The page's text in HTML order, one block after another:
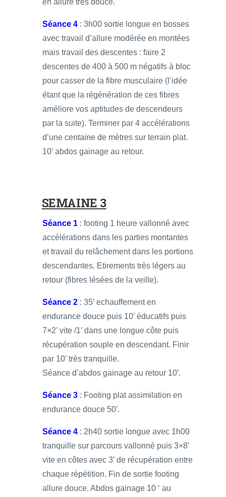
en allure très douce.
Séance 4 : 3h00 sortie longue en bosses
avec travail d’allure modérée en montées
mais travail des descentes : faire 2
descentes de 400 à 500 m négatifs à bloc
pour casser de la fibre musculaire (l’idée
étant que la régénération de ces fibres
améliore vos aptitudes de descendeurs
par la suite). Terminer par 4 accélérations
d’une centaine de mètres sur terrain plat.
10′ abdos gainage au retour.
SEMAINE 3
Séance 1 : footing 1 heure vallonné avec
accélérations dans les parties montantes
et travail du relâchement dans les portions
descendantes. Etirements très légers au
retour (fibres lésées de la veille).
Séance 2 : 35′ echauffement en
endurance douce puis 10′ éducatifs puis
7×2′ vite /1′ dans une longue côte puis
récupération souple en descendant. Finir
par 10′ très tranquille.
Séance d’abdos gainage au retour 10′.
Séance 3 : Footing plat assimilation en
endurance douce 50′.
Séance 4 : 2h40 sortie longue avec 1h00
tranquille sur parcours vallonné puis 3×8′
vite en côtes avec 3′ de récupération entre
chaque répétition. Fin de sortie footing
allure douce. Abdos gainage 10 ‘ au